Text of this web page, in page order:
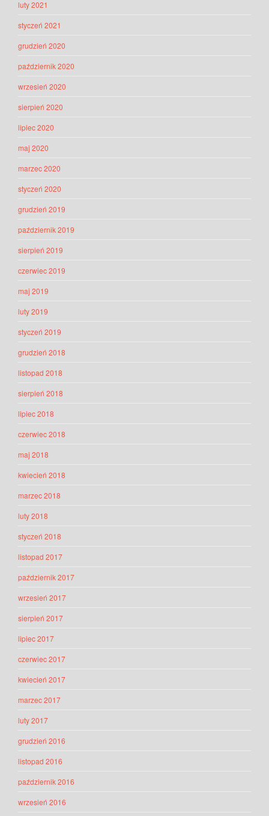
luty 2021
styczeń 2021
grudzień 2020
październik 2020
wrzesień 2020
sierpień 2020
lipiec 2020
maj 2020
marzec 2020
styczeń 2020
grudzień 2019
październik 2019
sierpień 2019
czerwiec 2019
maj 2019
luty 2019
styczeń 2019
grudzień 2018
listopad 2018
sierpień 2018
lipiec 2018
czerwiec 2018
maj 2018
kwiecień 2018
marzec 2018
luty 2018
styczeń 2018
listopad 2017
październik 2017
wrzesień 2017
sierpień 2017
lipiec 2017
czerwiec 2017
kwiecień 2017
marzec 2017
luty 2017
grudzień 2016
listopad 2016
październik 2016
wrzesień 2016